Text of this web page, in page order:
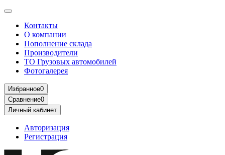
Контакты
О компании
Пополнение склада
Производители
ТО Грузовых автомобилей
Фотогалерея
Избранное0
Сравнение0
Личный кабинет
Авторизация
Регистрация